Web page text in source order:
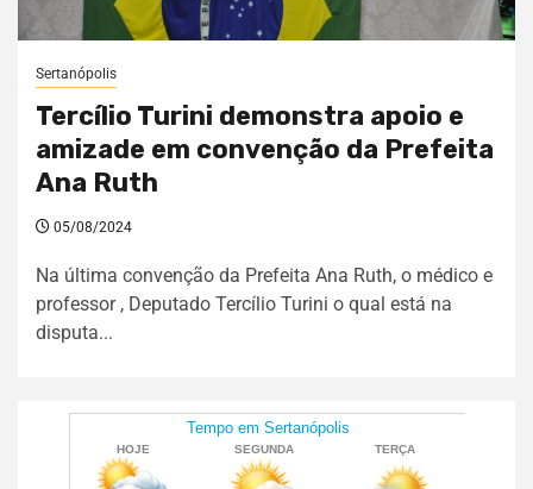
Sertanópolis
Tercílio Turini demonstra apoio e
amizade em convenção da Prefeita
Ana Ruth
05/08/2024
Na última convenção da Prefeita Ana Ruth, o médico e
professor , Deputado Tercílio Turini o qual está na
disputa...